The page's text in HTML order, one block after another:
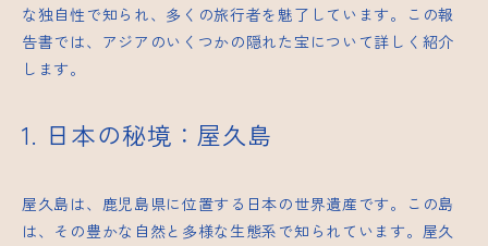
な独自性で知られ、多くの旅行者を魅了しています。この報
告書では、アジアのいくつかの隠れた宝について詳しく紹介
します。
1. 日本の秘境：屋久島
屋久島は、鹿児島県に位置する日本の世界遺産です。この島
は、その豊かな自然と多様な生態系で知られています。屋久